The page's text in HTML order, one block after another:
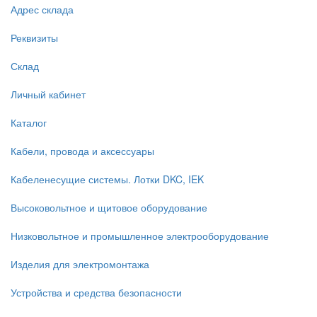
Адрес склада
Реквизиты
Склад
Личный кабинет
Каталог
Кабели, провода и аксессуары
Кабеленесущие системы. Лотки DKC, IEK
Высоковольтное и щитовое оборудование
Низковольтное и промышленное электрооборудование
Изделия для электромонтажа
Устройства и средства безопасности